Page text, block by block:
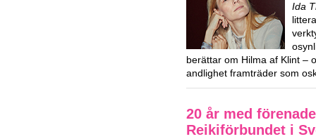
Ida
berättar om Hilma af Klint –
andlighet framträder som
20 år med förenade
Reikiförbundet i